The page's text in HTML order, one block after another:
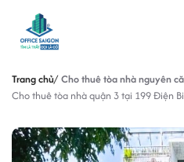
Trang chủ Cho thuê tòa nhà nguyên
Cho thuê tòa nhà quận 3 tại 199 Điện